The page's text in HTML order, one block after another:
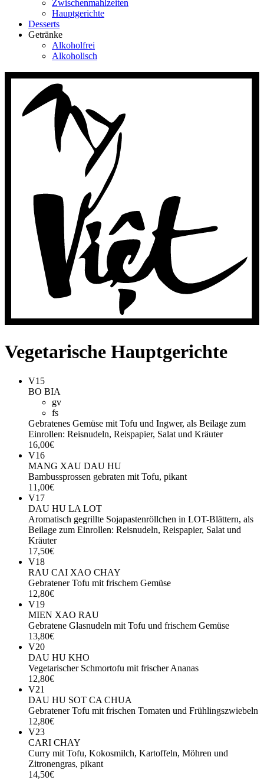
Zwischenmahlzeiten
Hauptgerichte
Desserts
Getränke
Alkoholfrei
Alkoholisch
Vegetarische Hauptgerichte
V15
BO BIA
gv
fs
Gebratenes Gemüse mit Tofu und Ingwer, als Beilage zum
Einrollen: Reisnudeln, Reispapier, Salat und Kräuter
16,00€
V16
MANG XAU DAU HU
Bambussprossen gebraten mit Tofu, pikant
11,00€
V17
DAU HU LA LOT
Aromatisch gegrillte Sojapastenröllchen in LOT-Blättern, als
Beilage zum Einrollen: Reisnudeln, Reispapier, Salat und
Kräuter
17,50€
V18
RAU CAI XAO CHAY
Gebratener Tofu mit frischem Gemüse
12,80€
V19
MIEN XAO RAU
Gebratene Glasnudeln mit Tofu und frischem Gemüse
13,80€
V20
DAU HU KHO
Vegetarischer Schmortofu mit frischer Ananas
12,80€
V21
DAU HU SOT CA CHUA
Gebratener Tofu mit frischen Tomaten und Frühlingszwiebeln
12,80€
V23
CARI CHAY
Curry mit Tofu, Kokosmilch, Kartoffeln, Möhren und
Zitronengras, pikant
14,50€